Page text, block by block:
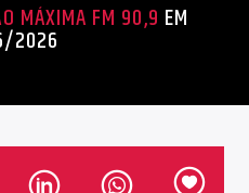
MÁXIMA FM 90,9 EM
2026